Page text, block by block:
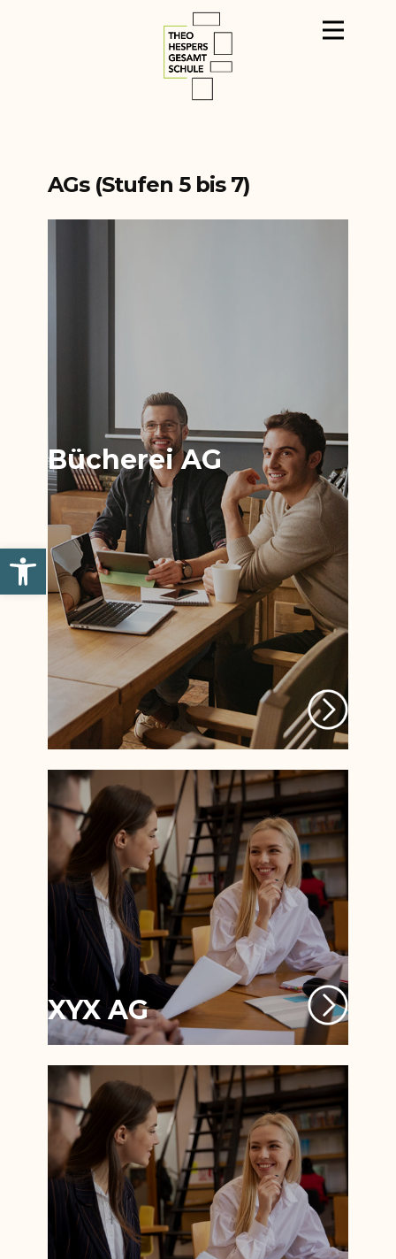
Werkzeugleiste öffnen
AGs (Stufen 5 bis 7)
Bücherei AG
XYX AG